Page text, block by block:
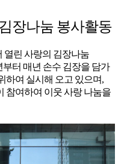
장나눔 봉사활동
열린 사랑의 김장나눔
부터 매년 손수 김장을 담가
하여 실시해 오고 있으며,
참여하여 이웃 사랑 나눔을